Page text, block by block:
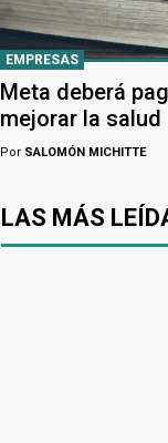
EMPRESAS
Meta deberá
mejorar la salud
Por SALOMÓN MICHITTE
LAS MÁS